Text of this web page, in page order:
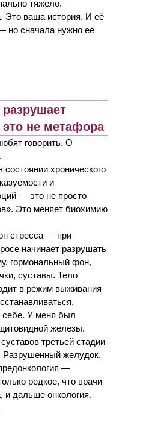
тяжело.
Это ваша история. И её
но сначала нужно её
разрушает
не метафора
говорить. О
состоянии хронического
и
— это не просто
Это меняет биохимию
стресса — при
начинает разрушать
гормональный фон,
суставы. Тело
в режим выживания
себе. У меня был
железы.
третьей стадии
желудок.
—
редкое, что врачи
и дальше онкология.